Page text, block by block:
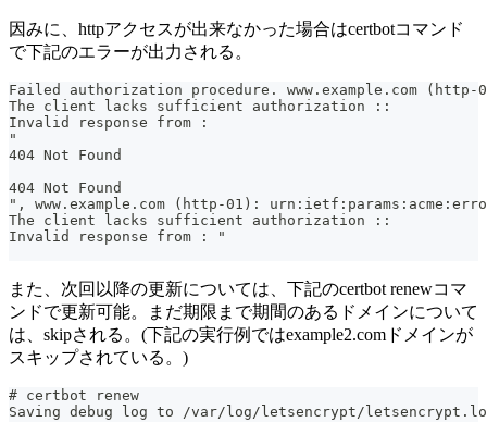
因みに、httpアクセスが出来なかった場合はcertbotコマンド
で下記のエラーが出力される。
Failed authorization procedure. www.example.com
The client lacks sufficient authorization ::
Invalid response from :
"
404 Not Found
404 Not Found
", www.example.com (http-01):
The client lacks sufficient authorization ::
Invalid response from : "
また、次回以降の更新については、下記のcertbot renewコマ
ンドで更新可能。まだ期限まで期間のあるドメインについて
は、skipされる。(下記の実行例ではexample2.comドメインが
スキップされている。)
# certbot renew
Saving debug log to /var/log/letsencrypt/